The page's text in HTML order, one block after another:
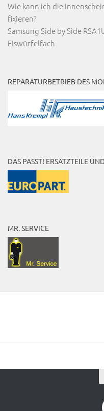
Wie kann ich die
fixieren?
Samsung Side by Side
Eiswürfelfach
REPARATURBETRIEB DES
DAS PASST! ERSATZTEILE
MR. SERVICE